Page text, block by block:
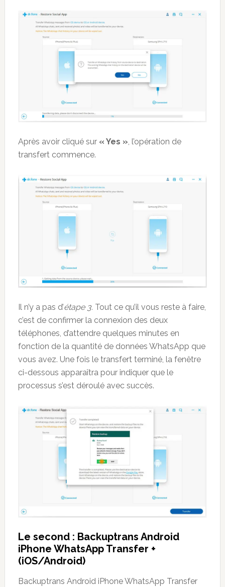
Après avoir cliqué sur « Yes », l’opération de
transfert commence.
Il n’y a pas d’étape 3. Tout ce qu’il vous reste à faire,
c’est de confirmer la connexion des deux
téléphones, d’attendre quelques minutes en
fonction de la quantité de données WhatsApp que
vous avez. Une fois le transfert terminé, la fenêtre
ci-dessous apparaîtra pour indiquer que le
processus s’est déroulé avec succès.
Le second : Backuptrans Android
iPhone WhatsApp Transfer +
(iOS/Android)
Backuptrans Android iPhone WhatsApp Transfer